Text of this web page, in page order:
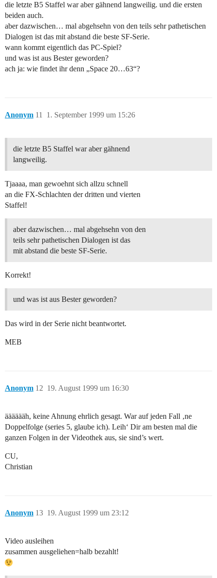
die letzte B5 Staffel war aber gähnend langweilig. und die ersten
beiden auch.
aber dazwischen… mal abgehsehn von den teils sehr pathetischen
Dialogen ist das mit abstand die beste SF-Serie.
wann kommt eigentlich das PC-Spiel?
und was ist aus Bester geworden?
ach ja: wie findet ihr denn „Space 20…63“?
Anonym 1. September 1999 um 15:26
11
die letzte B5 Staffel war aber gähnend
langweilig.
Tjaaaa, man gewoehnt sich allzu schnell
an die FX-Schlachten der dritten und vierten
Staffel!
aber dazwischen… mal abgehsehn von den
teils sehr pathetischen Dialogen ist das
mit abstand die beste SF-Serie.
Korrekt!
und was ist aus Bester geworden?
Das wird in der Serie nicht beantwortet.
MEB
Anonym 19. August 1999 um 16:30
12
ääääääh, keine Ahnung ehrlich gesagt. War auf jeden Fall ‚ne
Doppelfolge (series 5, glaube ich). Leih‘ Dir am besten mal die
ganzen Folgen in der Videothek aus, sie sind’s wert.
CU,
Christian
Anonym 19. August 1999 um 23:12
13
Video ausleihen
zusammen ausgeliehen=halb bezahlt!